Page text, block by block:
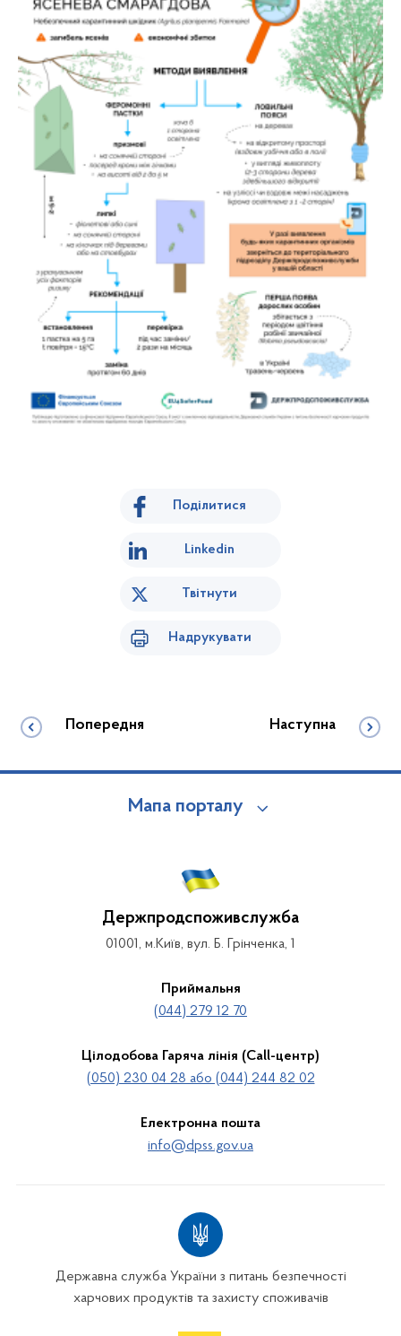
Поділитися
Linkedin
Твітнути
Надрукувати
Попередня Наступна
Мапа порталу
Держпродспоживслужба
01001, м.Київ, вул. Б. Грінченка, 1
Приймальня
(044) 279 12 70
Цілодобова Гаряча лінія (Call-центр)
(050) 230 04 28 або (044) 244 82 02
Електронна пошта
info@dpss.gov.ua
Державна служба України з питань безпечності
харчових продуктів та захисту споживачів